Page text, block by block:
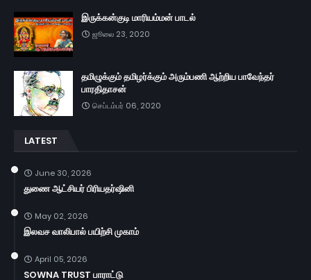
இருக்கன்குடி மாரியம்மன் பாடல்
ஜூலை 23, 2020
தமிழுக்கும் தமிழர்க்கும் அரும்பணி ஆற்றிய பாவேந்தர்
பாரதிதாசன்
செப்டம்பர் 06, 2020
LATEST
June 30, 2026
துணை ஆட்சியர் பிரியதர்ஷினி
May 02, 2026
இலவச வாலிபால் பயிற்சி முகாம்
April 05, 2026
SOWNA TRUST பாராட்டு